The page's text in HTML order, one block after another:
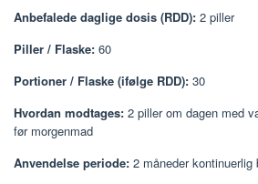
Anbefalede daglige dosis (RDD): 2 piller
Piller / Flaske: 60
Portioner / Flaske (ifølge RDD): 30
Hvordan modtages: 2 piller om dagen med
før morgenmad
Anvendelse periode: 2 måneder